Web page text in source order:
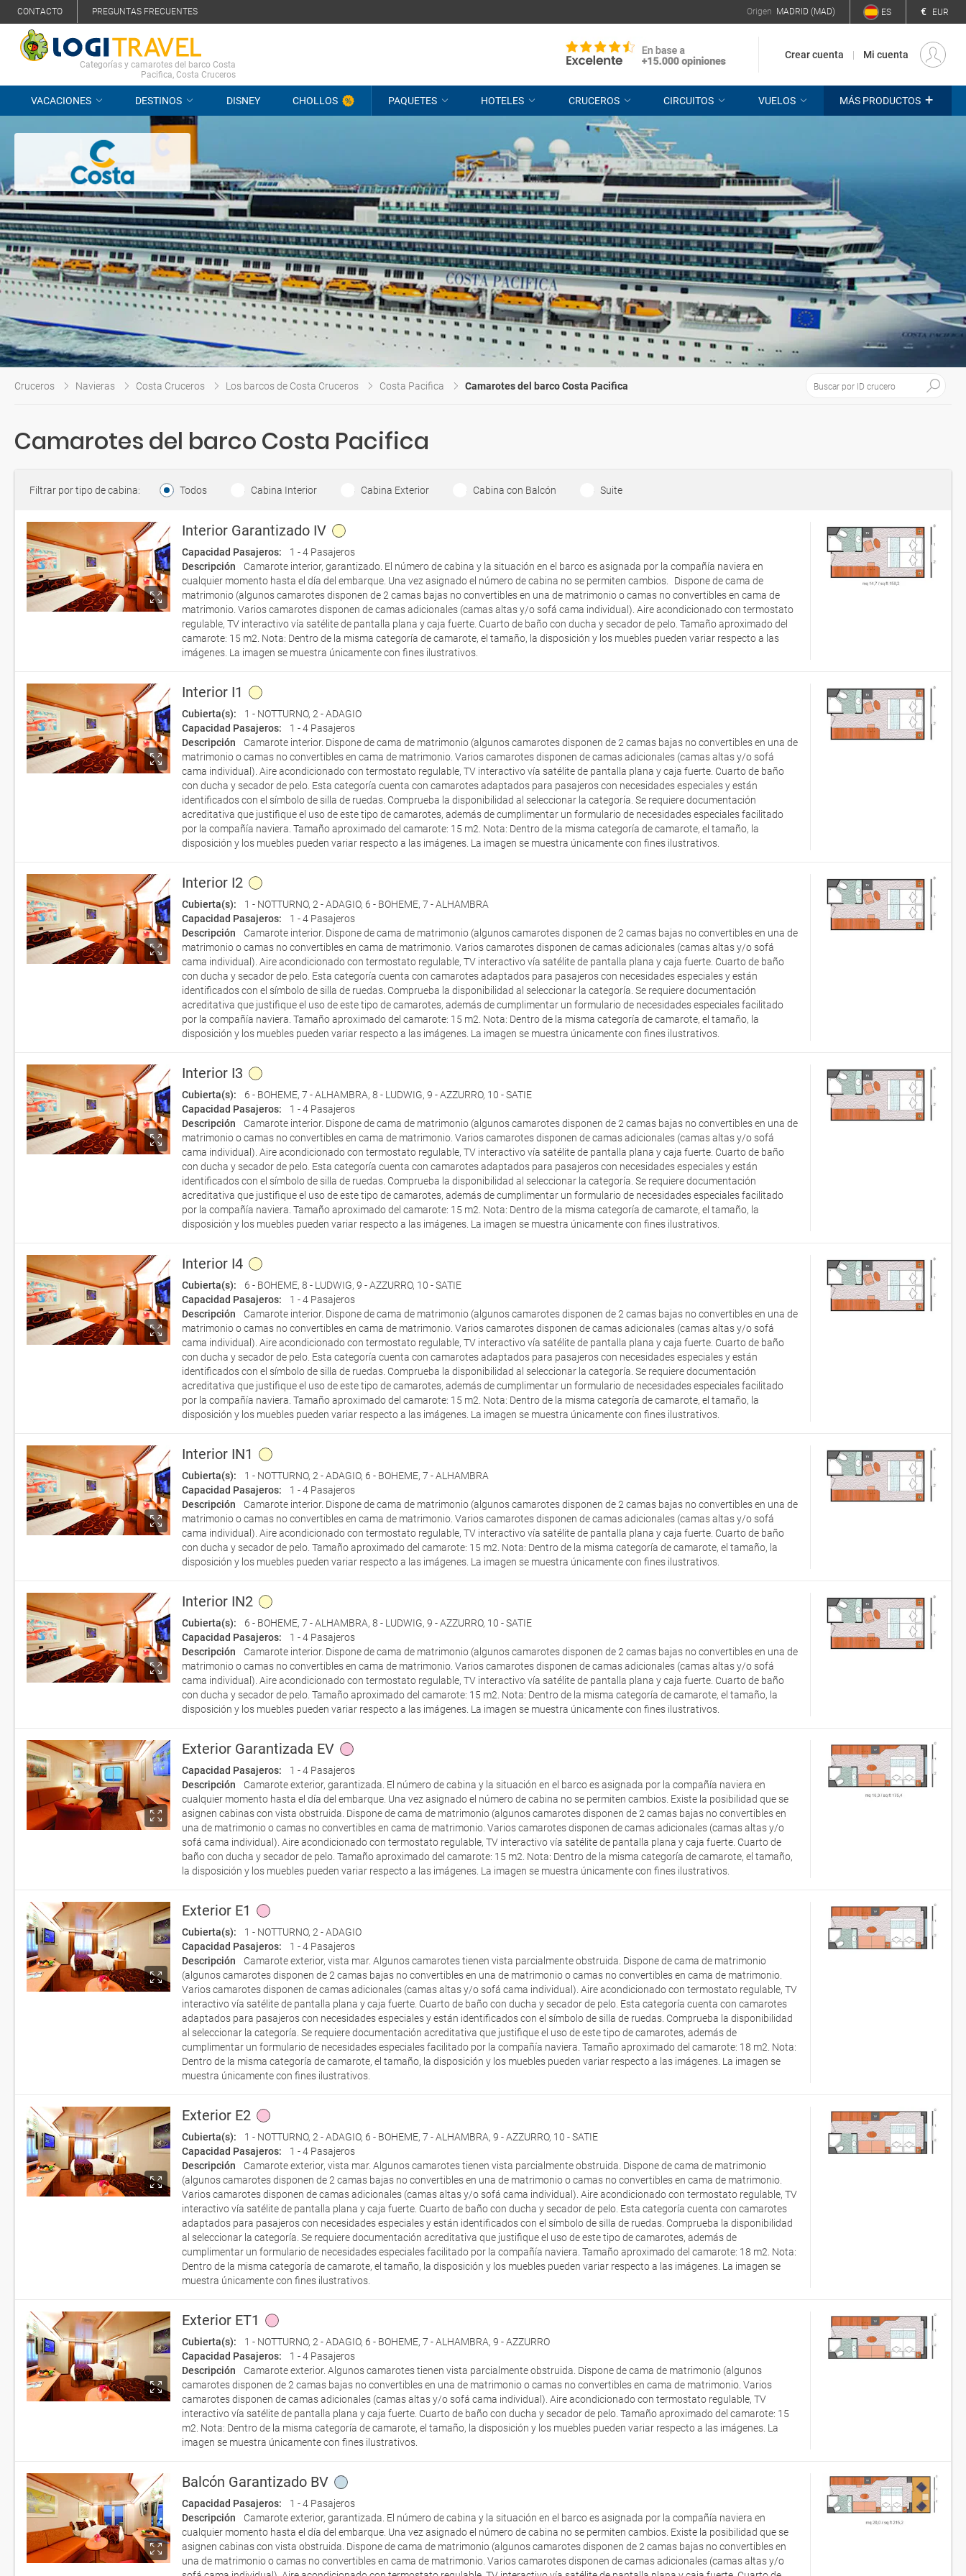
CONTACTO PREGUNTAS FRECUENTES Origen MADRID (MAD) ES € EUR
Categorías y camarotes del barco Costa
Pacifica, Costa Cruceros
Crear cuenta Mi cuenta
VACACIONES DESTINOS DISNEY CHOLLOS PAQUETES HOTELES CRUCEROS CIRCUITOS VUELOS MÁS PRODUCTOS +
Cruceros Navieras Costa Cruceros Los barcos de Costa Cruceros Costa Pacifica Camarotes del barco Costa Pacifica
Camarotes del barco Costa Pacifica
Filtrar por tipo de cabina: Todos Cabina Interior Cabina Exterior Cabina con Balcón Suite
Interior Garantizado IV
Capacidad Pasajeros:
1 - 4 Pasajeros
Descripción
Camarote interior, garantizado. El número de cabina y la situación en el barco es asignada por la compañía naviera en
cualquier momento hasta el día del embarque. Una vez asignado el número de cabina no se permiten cambios. Dispone de cama de
matrimonio (algunos camarotes disponen de 2 camas bajas no convertibles en una de matrimonio o camas no convertibles en cama de
matrimonio. Varios camarotes disponen de camas adicionales (camas altas y/o sofá cama individual). Aire acondicionado con termostato
regulable, TV interactivo vía satélite de pantalla plana y caja fuerte. Cuarto de baño con ducha y secador de pelo. Tamaño aproximado del
camarote: 15 m2. Nota: Dentro de la misma categoría de camarote, el tamaño, la disposición y los muebles pueden variar respecto a las
imágenes. La imagen se muestra únicamente con fines ilustrativos.
Interior I1
Cubierta(s): 1 - NOTTURNO, 2 - ADAGIO
Capacidad Pasajeros:
1 - 4 Pasajeros
Descripción
Camarote interior. Dispone de cama de matrimonio (algunos camarotes disponen de 2 camas bajas no convertibles en una de
matrimonio o camas no convertibles en cama de matrimonio. Varios camarotes disponen de camas adicionales (camas altas y/o sofá
cama individual). Aire acondicionado con termostato regulable, TV interactivo vía satélite de pantalla plana y caja fuerte. Cuarto de baño
con ducha y secador de pelo. Esta categoría cuenta con camarotes adaptados para pasajeros con necesidades especiales y están
identificados con el símbolo de silla de ruedas. Comprueba la disponibilidad al seleccionar la categoría. Se requiere documentación
acreditativa que justifique el uso de este tipo de camarotes, además de cumplimentar un formulario de necesidades especiales facilitado
por la compañía naviera. Tamaño aproximado del camarote: 15 m2. Nota: Dentro de la misma categoría de camarote, el tamaño, la
disposición y los muebles pueden variar respecto a las imágenes. La imagen se muestra únicamente con fines ilustrativos.
Interior I2
Cubierta(s): 1 - NOTTURNO, 2 - ADAGIO, 6 - BOHEME, 7 - ALHAMBRA
Capacidad Pasajeros:
1 - 4 Pasajeros
Descripción
Camarote interior. Dispone de cama de matrimonio (algunos camarotes disponen de 2 camas bajas no convertibles en una de
matrimonio o camas no convertibles en cama de matrimonio. Varios camarotes disponen de camas adicionales (camas altas y/o sofá
cama individual). Aire acondicionado con termostato regulable, TV interactivo vía satélite de pantalla plana y caja fuerte. Cuarto de baño
con ducha y secador de pelo. Esta categoría cuenta con camarotes adaptados para pasajeros con necesidades especiales y están
identificados con el símbolo de silla de ruedas. Comprueba la disponibilidad al seleccionar la categoría. Se requiere documentación
acreditativa que justifique el uso de este tipo de camarotes, además de cumplimentar un formulario de necesidades especiales facilitado
por la compañía naviera. Tamaño aproximado del camarote: 15 m2. Nota: Dentro de la misma categoría de camarote, el tamaño, la
disposición y los muebles pueden variar respecto a las imágenes. La imagen se muestra únicamente con fines ilustrativos.
Interior I3
Cubierta(s): 6 - BOHEME, 7 - ALHAMBRA, 8 - LUDWIG, 9 - AZZURRO, 10 - SATIE
Capacidad Pasajeros:
1 - 4 Pasajeros
Descripción
Camarote interior. Dispone de cama de matrimonio (algunos camarotes disponen de 2 camas bajas no convertibles en una de
matrimonio o camas no convertibles en cama de matrimonio. Varios camarotes disponen de camas adicionales (camas altas y/o sofá
cama individual). Aire acondicionado con termostato regulable, TV interactivo vía satélite de pantalla plana y caja fuerte. Cuarto de baño
con ducha y secador de pelo. Esta categoría cuenta con camarotes adaptados para pasajeros con necesidades especiales y están
identificados con el símbolo de silla de ruedas. Comprueba la disponibilidad al seleccionar la categoría. Se requiere documentación
acreditativa que justifique el uso de este tipo de camarotes, además de cumplimentar un formulario de necesidades especiales facilitado
por la compañía naviera. Tamaño aproximado del camarote: 15 m2. Nota: Dentro de la misma categoría de camarote, el tamaño, la
disposición y los muebles pueden variar respecto a las imágenes. La imagen se muestra únicamente con fines ilustrativos.
Interior I4
Cubierta(s): 6 - BOHEME, 8 - LUDWIG, 9 - AZZURRO, 10 - SATIE
Capacidad Pasajeros:
1 - 4 Pasajeros
Descripción
Camarote interior. Dispone de cama de matrimonio (algunos camarotes disponen de 2 camas bajas no convertibles en una de
matrimonio o camas no convertibles en cama de matrimonio. Varios camarotes disponen de camas adicionales (camas altas y/o sofá
cama individual). Aire acondicionado con termostato regulable, TV interactivo vía satélite de pantalla plana y caja fuerte. Cuarto de baño
con ducha y secador de pelo. Esta categoría cuenta con camarotes adaptados para pasajeros con necesidades especiales y están
identificados con el símbolo de silla de ruedas. Comprueba la disponibilidad al seleccionar la categoría. Se requiere documentación
acreditativa que justifique el uso de este tipo de camarotes, además de cumplimentar un formulario de necesidades especiales facilitado
por la compañía naviera. Tamaño aproximado del camarote: 15 m2. Nota: Dentro de la misma categoría de camarote, el tamaño, la
disposición y los muebles pueden variar respecto a las imágenes. La imagen se muestra únicamente con fines ilustrativos.
Interior IN1
Cubierta(s): 1 - NOTTURNO, 2 - ADAGIO, 6 - BOHEME, 7 - ALHAMBRA
Capacidad Pasajeros:
1 - 4 Pasajeros
Descripción
Camarote interior. Dispone de cama de matrimonio (algunos camarotes disponen de 2 camas bajas no convertibles en una de
matrimonio o camas no convertibles en cama de matrimonio. Varios camarotes disponen de camas adicionales (camas altas y/o sofá
cama individual). Aire acondicionado con termostato regulable, TV interactivo vía satélite de pantalla plana y caja fuerte. Cuarto de baño
con ducha y secador de pelo. Tamaño aproximado del camarote: 15 m2. Nota: Dentro de la misma categoría de camarote, el tamaño, la
disposición y los muebles pueden variar respecto a las imágenes. La imagen se muestra únicamente con fines ilustrativos.
Interior IN2
Cubierta(s): 6 - BOHEME, 7 - ALHAMBRA, 8 - LUDWIG, 9 - AZZURRO, 10 - SATIE
Capacidad Pasajeros:
1 - 4 Pasajeros
Descripción
Camarote interior. Dispone de cama de matrimonio (algunos camarotes disponen de 2 camas bajas no convertibles en una de
matrimonio o camas no convertibles en cama de matrimonio. Varios camarotes disponen de camas adicionales (camas altas y/o sofá
cama individual). Aire acondicionado con termostato regulable, TV interactivo vía satélite de pantalla plana y caja fuerte. Cuarto de baño
con ducha y secador de pelo. Tamaño aproximado del camarote: 15 m2. Nota: Dentro de la misma categoría de camarote, el tamaño, la
disposición y los muebles pueden variar respecto a las imágenes. La imagen se muestra únicamente con fines ilustrativos.
Exterior Garantizada EV
Capacidad Pasajeros:
1 - 4 Pasajeros
Descripción
Camarote exterior, garantizada. El número de cabina y la situación en el barco es asignada por la compañía naviera en
cualquier momento hasta el día del embarque. Una vez asignado el número de cabina no se permiten cambios. Existe la posibilidad que se
asignen cabinas con vista obstruida. Dispone de cama de matrimonio (algunos camarotes disponen de 2 camas bajas no convertibles en
una de matrimonio o camas no convertibles en cama de matrimonio. Varios camarotes disponen de camas adicionales (camas altas y/o
sofá cama individual). Aire acondicionado con termostato regulable, TV interactivo vía satélite de pantalla plana y caja fuerte. Cuarto de
baño con ducha y secador de pelo. Tamaño aproximado del camarote: 15 m2. Nota: Dentro de la misma categoría de camarote, el tamaño,
la disposición y los muebles pueden variar respecto a las imágenes. La imagen se muestra únicamente con fines ilustrativos.
Exterior E1
Cubierta(s): 1 - NOTTURNO, 2 - ADAGIO
Capacidad Pasajeros:
1 - 4 Pasajeros
Descripción
Camarote exterior, vista mar. Algunos camarotes tienen vista parcialmente obstruida. Dispone de cama de matrimonio
(algunos camarotes disponen de 2 camas bajas no convertibles en una de matrimonio o camas no convertibles en cama de matrimonio.
Varios camarotes disponen de camas adicionales (camas altas y/o sofá cama individual). Aire acondicionado con termostato regulable, TV
interactivo vía satélite de pantalla plana y caja fuerte. Cuarto de baño con ducha y secador de pelo. Esta categoría cuenta con camarotes
adaptados para pasajeros con necesidades especiales y están identificados con el símbolo de silla de ruedas. Comprueba la disponibilidad
al seleccionar la categoría. Se requiere documentación acreditativa que justifique el uso de este tipo de camarotes, además de
cumplimentar un formulario de necesidades especiales facilitado por la compañía naviera. Tamaño aproximado del camarote: 18 m2. Nota:
Dentro de la misma categoría de camarote, el tamaño, la disposición y los muebles pueden variar respecto a las imágenes. La imagen se
muestra únicamente con fines ilustrativos.
Exterior E2
Cubierta(s): 1 - NOTTURNO, 2 - ADAGIO, 6 - BOHEME, 7 - ALHAMBRA, 9 - AZZURRO, 10 - SATIE
Capacidad Pasajeros:
1 - 4 Pasajeros
Descripción
Camarote exterior, vista mar. Algunos camarotes tienen vista parcialmente obstruida. Dispone de cama de matrimonio
(algunos camarotes disponen de 2 camas bajas no convertibles en una de matrimonio o camas no convertibles en cama de matrimonio.
Varios camarotes disponen de camas adicionales (camas altas y/o sofá cama individual). Aire acondicionado con termostato regulable, TV
interactivo vía satélite de pantalla plana y caja fuerte. Cuarto de baño con ducha y secador de pelo. Esta categoría cuenta con camarotes
adaptados para pasajeros con necesidades especiales y están identificados con el símbolo de silla de ruedas. Comprueba la disponibilidad
al seleccionar la categoría. Se requiere documentación acreditativa que justifique el uso de este tipo de camarotes, además de
cumplimentar un formulario de necesidades especiales facilitado por la compañía naviera. Tamaño aproximado del camarote: 18 m2. Nota:
Dentro de la misma categoría de camarote, el tamaño, la disposición y los muebles pueden variar respecto a las imágenes. La imagen se
muestra únicamente con fines ilustrativos.
Exterior ET1
Cubierta(s): 1 - NOTTURNO, 2 - ADAGIO, 6 - BOHEME, 7 - ALHAMBRA, 9 - AZZURRO
Capacidad Pasajeros:
1 - 4 Pasajeros
Descripción
Camarote exterior. Algunos camarotes tienen vista parcialmente obstruida. Dispone de cama de matrimonio (algunos
camarotes disponen de 2 camas bajas no convertibles en una de matrimonio o camas no convertibles en cama de matrimonio. Varios
camarotes disponen de camas adicionales (camas altas y/o sofá cama individual). Aire acondicionado con termostato regulable, TV
interactivo vía satélite de pantalla plana y caja fuerte. Cuarto de baño con ducha y secador de pelo. Tamaño aproximado del camarote: 15
m2. Nota: Dentro de la misma categoría de camarote, el tamaño, la disposición y los muebles pueden variar respecto a las imágenes. La
imagen se muestra únicamente con fines ilustrativos.
Balcón Garantizado BV
Capacidad Pasajeros:
1 - 4 Pasajeros
Descripción
Camarote exterior, garantizada. El número de cabina y la situación en el barco es asignada por la compañía naviera en
cualquier momento hasta el día del embarque. Una vez asignado el número de cabina no se permiten cambios. Existe la posibilidad que se
asignen cabinas con vista obstruida. Dispone de cama de matrimonio (algunos camarotes disponen de 2 camas bajas no convertibles en
una de matrimonio o camas no convertibles en cama de matrimonio. Varios camarotes disponen de camas adicionales (camas altas y/o